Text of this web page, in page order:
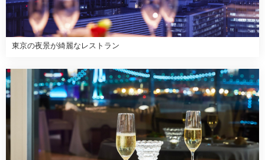
東京の夜景が綺麗なレストラン